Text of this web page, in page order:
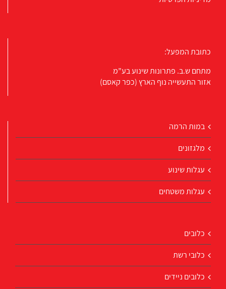
כתובת המפעל:
מתחם ש.ב. פתרונות שינוע בע”מ
אזור התעשייה נוף הארץ (כפר קאסם)
במות הרמה
מלגזונים
עגלות שינוע
עגלות משטחים
כלובים
כלובי רשת
כלובים ניידים